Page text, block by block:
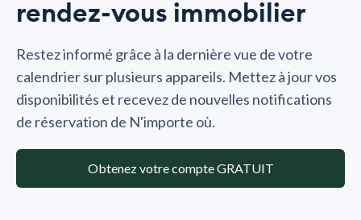
rendez-vous immobilier
Restez informé grâce à la dernière vue de votre
calendrier sur plusieurs appareils. Mettez à jour vos
disponibilités et recevez de nouvelles notifications
de réservation de N'importe où.
Obtenez votre compte GRATUIT